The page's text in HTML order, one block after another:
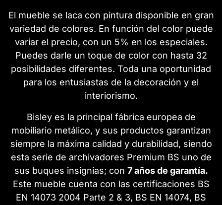
El mueble se laca con pintura disponible en gran
variedad de colores. En función del color puede
variar el precio, con un 5% en los especiales.
Puedes darle un toque de color con hasta 32
posibilidades diferentes. Toda una oportunidad
para los entusiastas de la decoración y el
interiorismo.
Bisley es la principal fábrica europea de
mobiliario metálico, y sus productos garantizan
siempre la máxima calidad y durabilidad, siendo
esta serie de archivadores Premium BS uno de
sus buques insignias; con 7 años de garantía.
Este mueble cuenta con las certificaciones BS
EN 14073 2004 Parte 2 & 3, BS EN 14074, BS